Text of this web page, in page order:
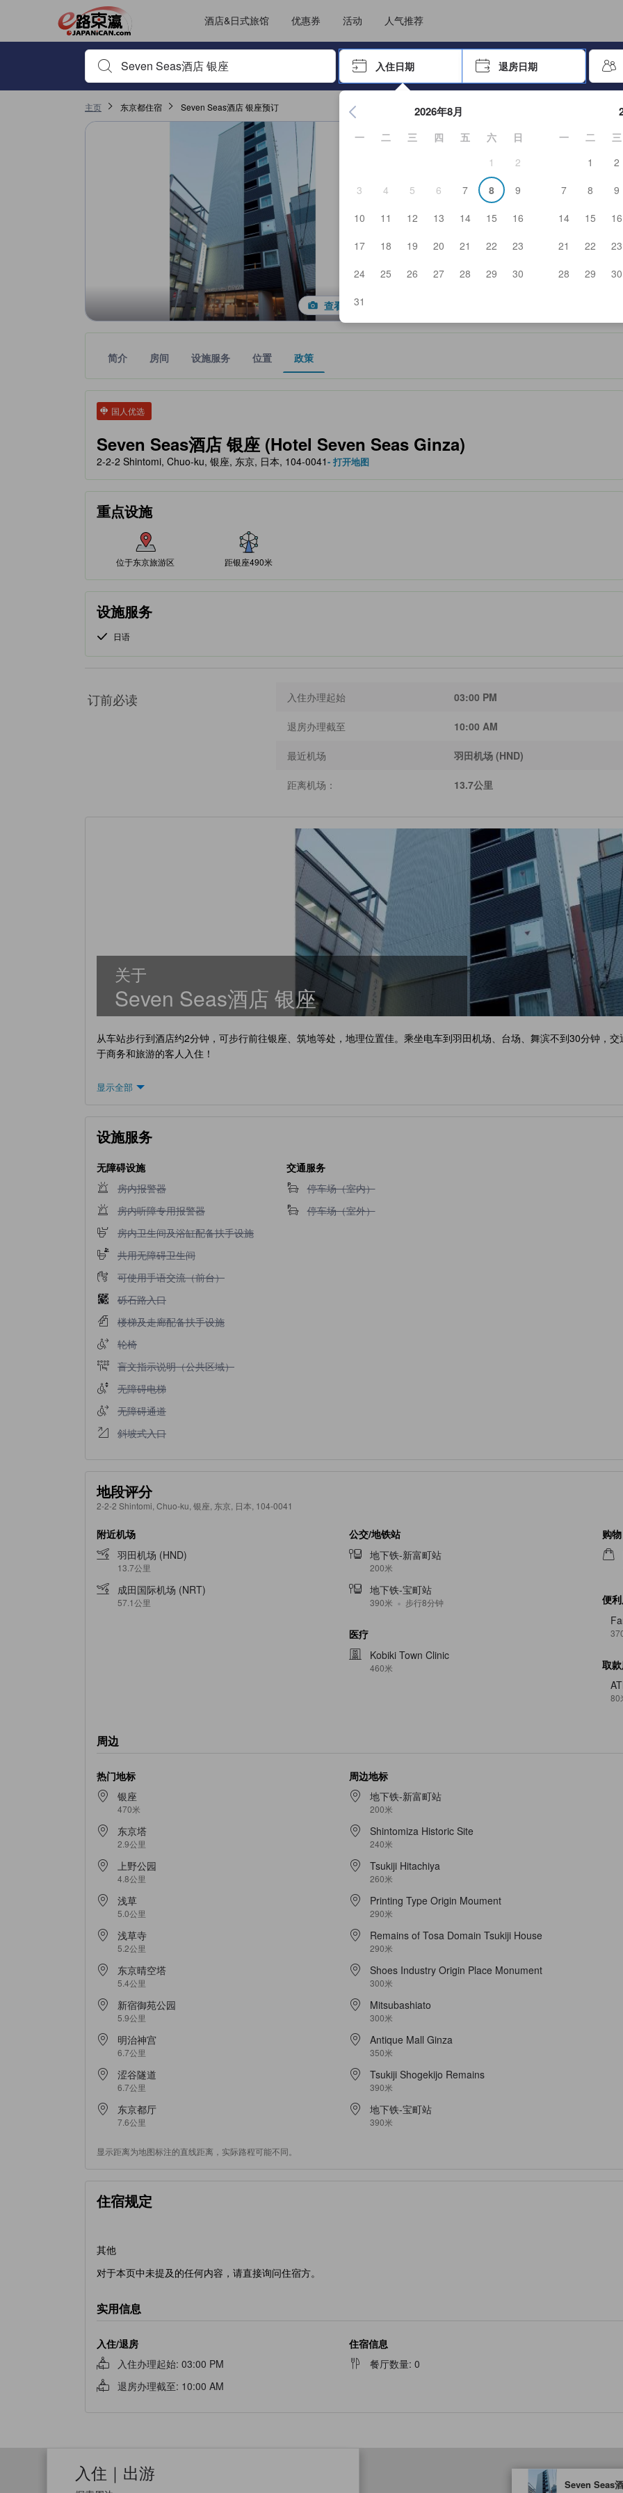
酒店&日式旅馆 优惠券 活动 人气推荐
输入住宿名或关键词以搜索，使用箭头或 tab 键以移动，点击 Enter 键以选择
入住日期 退房日期
按 Enter 键开始浏览日期选择器。使用箭头键浏览入住和退房日
2026年8月
一 二 三 四 五 六
日
1
2
3
4 5 6 7 8
9
10
11 12 13 14 15
16
17
18 19 20 21 22
23
24
25 26 27 28 29
30
31
一 二 三
1
2
7
8 9
14
15 16
21
22 23
28
29 30
主页 东京都住宿 Seven Seas酒店 银座预订
查看全部图片
简介 房间 设施服务 位置 政策
国人优选
tooltip
Seven Seas酒店 银座 (Hotel Seven Seas Ginza)
tooltip
金色星星表示的等级信息由合作第三方平台提供，仅作为住宿舒适度、设施服务等方面的水平参考。
2-2-2 Shintomi, Chuo-ku, 银座, 东京, 日本, 104-0041- 打开地图
重点设施
位于东京旅游区 距银座490米
设施服务
日语
订前必读 入住办理起始 03:00 PM
退房办理截至 10:00 AM
最近机场 羽田机场 (HND)
距离机场： 13.7公里
关于
Seven Seas酒店 银座
从车站步行到酒店约2分钟，可步行前往银座、筑地等处，地理位置佳。乘坐电车到羽田机场、台场、舞滨不到30分钟，
于商务和旅游的客人入住！
显示全部
设施服务
无障碍设施
不提供房内报警器
房内报警器
不提供房内听障专用报警器
房内听障专用报警器
不提供房内卫生间及浴缸配备扶手设施
房内卫生间及浴缸配备扶手设施
不提供共用无障碍卫生间
共用无障碍卫生间
不提供可使用手语交流（前台）
可使用手语交流（前台）
不提供砾石路入口
砾石路入口
不提供楼梯及走廊配备扶手设施
楼梯及走廊配备扶手设施
不提供轮椅
轮椅
不提供盲文指示说明（公共区域）
盲文指示说明（公共区域）
不提供无障碍电梯
无障碍电梯
不提供无障碍通道
无障碍通道
不提供斜坡式入口
斜坡式入口
交通服务
不提供停车场（室内）
停车场（室内）
不提供停车场（室外）
停车场（室外）
地段评分
2-2-2 Shintomi, Chuo-ku, 银座, 东京, 日本, 104-0041
附近机场
羽田机场 (HND)
13.7公里
成田国际机场 (NRT)
57.1公里
公交/地铁站
地下铁-新富町站
200米
地下铁-宝町站
390米 步行8分钟
医疗
Kobiki Town Clinic
460米
购物
便
取
80
周边
热门地标
银座
470米
东京塔
2.9公里
上野公园
4.8公里
浅草
5.0公里
浅草寺
5.2公里
东京晴空塔
5.4公里
新宿御苑公园
5.9公里
明治神宫
6.7公里
涩谷隧道
6.7公里
东京都厅
7.6公里
周边地标
地下铁-新富町站
200米
Shintomiza Historic Site
240米
Tsukiji Hitachiya
260米
Printing Type Origin Moument
290米
Remains of Tosa Domain Tsukiji House
290米
Shoes Industry Origin Place Monument
300米
Mitsubashiato
300米
Antique Mall Ginza
350米
Tsukiji Shogekijo Remains
390米
地下铁-宝町站
390米
显示距离为地图标注的直线距离，实际路程可能不同。
住宿规定
其他
对于本页中未提及的任何内容，请直接询问住宿方。
实用信息
入住/退房
入住办理起始: 03:00 PM
退房办理截至: 10:00 AM
住宿信息
餐厅数量:0
Seven Seas
金色星星表示的等级信
入住｜出游